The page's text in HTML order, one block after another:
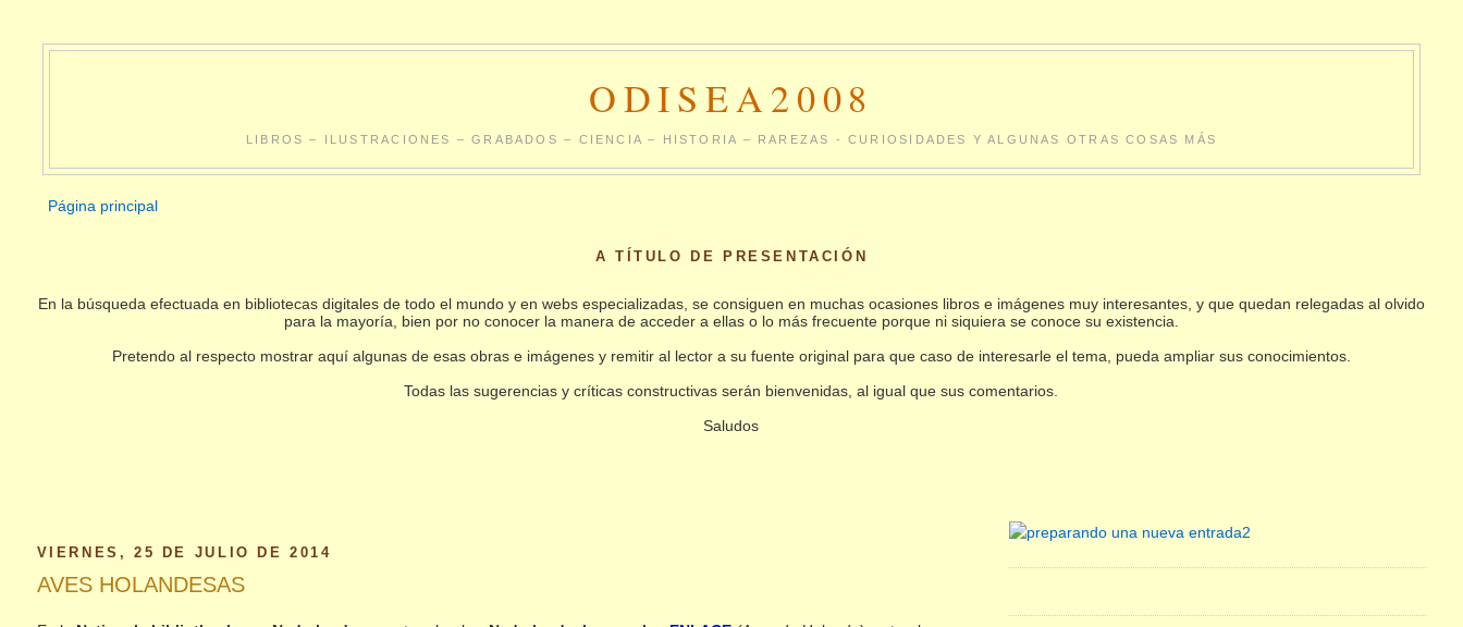
ODISEA2008
LIBROS – ILUSTRACIONES – GRABADOS – CIENCIA – HISTORIA – RAREZAS - CURIOSIDADES Y ALGUNAS OTRAS COSAS MÁS
Página principal
A TÍTULO DE PRESENTACIÓN
En la búsqueda efectuada en bibliotecas digitales de todo el mundo y en webs especializadas, se consiguen en muchas ocasiones libros e imágenes muy interesantes, y que quedan relegadas al olvido
para la mayoría, bien por no conocer la manera de acceder a ellas o lo más frecuente porque ni siquiera se conoce su existencia.
Pretendo al respecto mostrar aquí algunas de esas obras e imágenes y remitir al lector a su fuente original para que caso de interesarle el tema, pueda ampliar sus conocimientos.
Todas las sugerencias y críticas constructivas serán bienvenidas, al igual que sus comentarios.
Saludos
VIERNES, 25 DE JULIO DE 2014
AVES HOLANDESAS